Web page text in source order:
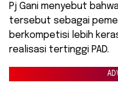
Pj Gani menyebut
tersebut sebagai
berkompetisi lebih
realisasi tertinggi PAD.